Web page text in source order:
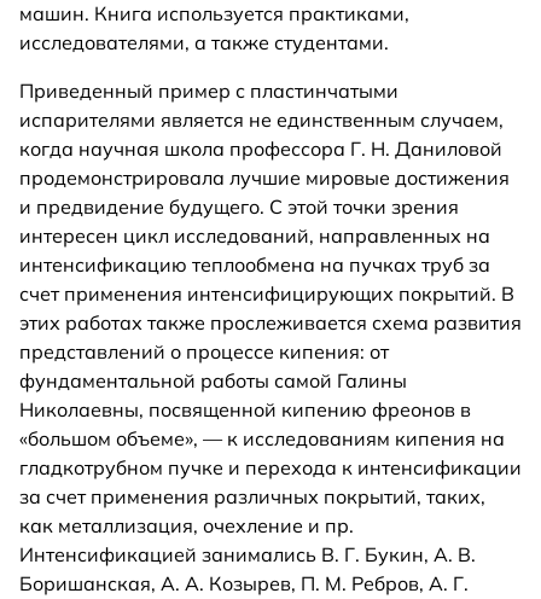
машин. Книга используется практиками,
исследователями, а также студентами.
Приведенный пример с пластинчатыми
испарителями является не единственным случаем,
когда научная школа профессора Г. Н. Даниловой
продемонстрировала лучшие мировые достижения
и предвидение будущего. С этой точки зрения
интересен цикл исследований, направленных на
интенсификацию теплообмена на пучках труб за
счет применения интенсифицирующих покрытий. В
этих работах также прослеживается схема развития
представлений о процессе кипения: от
фундаментальной работы самой Галины
Николаевны, посвященной кипению фреонов в
«большом объеме», — к исследованиям кипения на
гладкотрубном пучке и перехода к интенсификации
за счет применения различных покрытий, таких,
как металлизация, очехление и пр.
Интенсификацией занимались В. Г. Букин, А. В.
Боришанская, А. А. Козырев, П. М. Ребров, А. Г.